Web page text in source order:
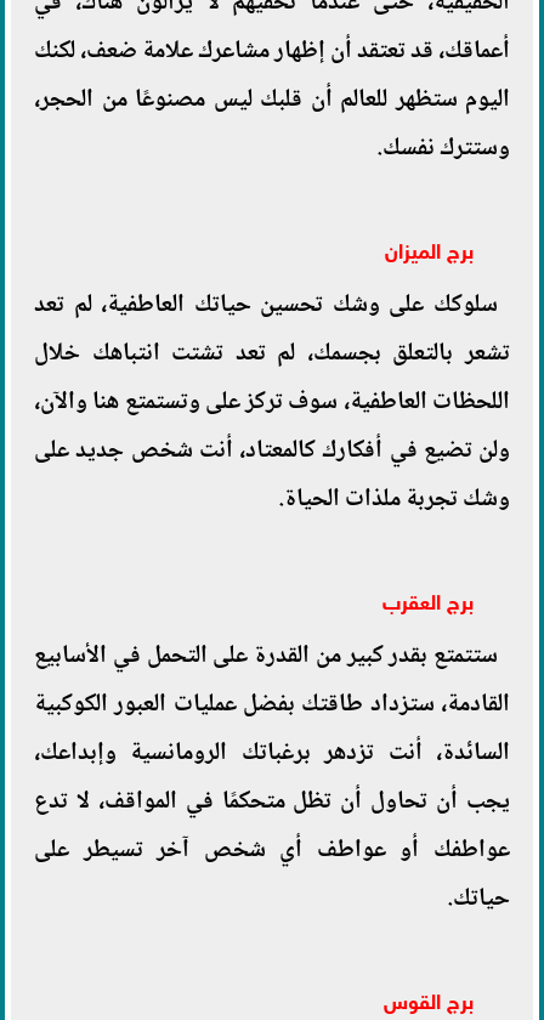
أعماقك، قد تعتقد أن إظهار مشاعرك علامة ضعف، لكنك
اليوم ستظهر للعالم أن قلبك ليس مصنوعًا من الحجر،
وستترك نفسك.
برج الميزان
سلوكك على وشك تحسين حياتك العاطفية، لم تعد
تشعر بالتعلق بجسمك، لم تعد تشتت انتباهك خلال
اللحظات العاطفية، سوف تركز على وتستمتع هنا والآن،
ولن تضيع في أفكارك كالمعتاد، أنت شخص جديد على
وشك تجربة ملذات الحياة.
برج العقرب
ستتمتع بقدر كبير من القدرة على التحمل في الأسابيع
القادمة، ستزداد طاقتك بفضل عمليات العبور الكوكبية
السائدة، أنت تزدهر برغباتك الرومانسية وإبداعك،
يجب أن تحاول أن تظل متحكمًا في المواقف، لا تدع
عواطفك أو عواطف أي شخص آخر تسيطر على
حياتك.
برج القوس